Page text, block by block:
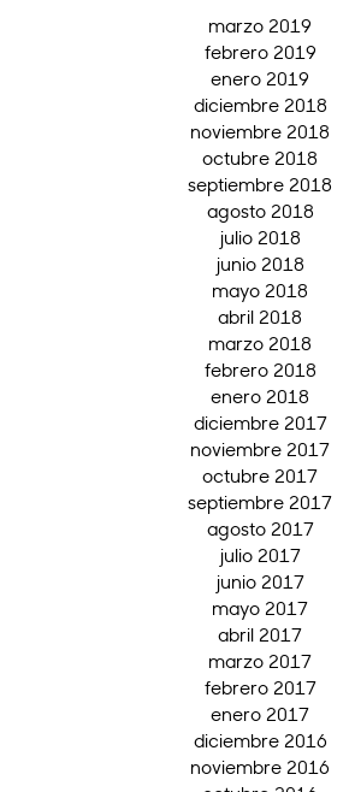
marzo 2019
febrero 2019
enero 2019
diciembre 2018
noviembre 2018
octubre 2018
septiembre 2018
agosto 2018
julio 2018
junio 2018
mayo 2018
abril 2018
marzo 2018
febrero 2018
enero 2018
diciembre 2017
noviembre 2017
octubre 2017
septiembre 2017
agosto 2017
julio 2017
junio 2017
mayo 2017
abril 2017
marzo 2017
febrero 2017
enero 2017
diciembre 2016
noviembre 2016